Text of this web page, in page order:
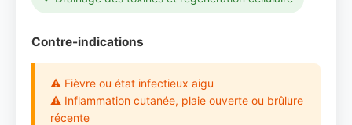
Contre-indications
⚠ Fièvre ou état infectieux aigu
⚠ Inflammation cutanée, plaie ouverte ou brûlure
récente